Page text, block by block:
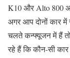
K10 और Alto 800
अगर आप दोनों कार
चलते कन्फ्यूजन में हैं
रहे हैं कि कौन-सी